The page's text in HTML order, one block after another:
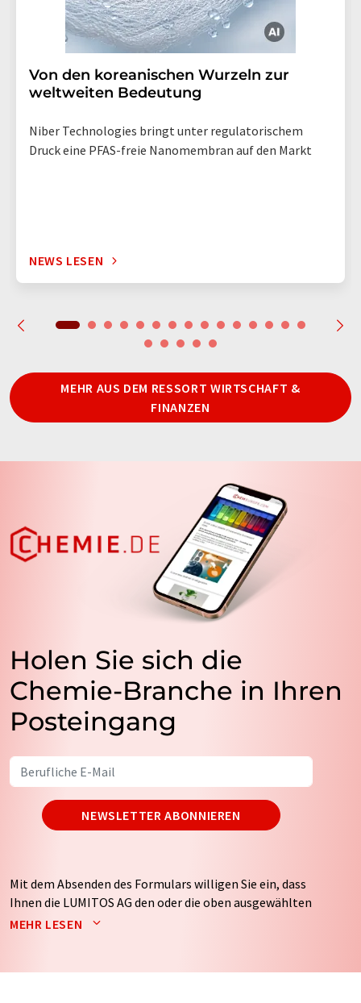
Von den koreanischen Wurzeln zur
weltweiten Bedeutung
Niber Technologies bringt unter regulatorischem
Druck eine PFAS-freie Nanomembran auf den Markt
NEWS LESEN
MEHR AUS DEM RESSORT WIRTSCHAFT &
FINANZEN
Holen Sie sich die
Chemie-Branche in Ihren
Posteingang
NEWSLETTER ABONNIEREN
Mit dem Absenden des Formulars willigen Sie ein, dass
Ihnen die LUMITOS AG den oder die oben ausgewählten
Newsletter per E-Mail zusendet. Ihre Daten werden
auf Basis unsererDatenschutzerklärung. LUMITOS darf
MEHR LESEN